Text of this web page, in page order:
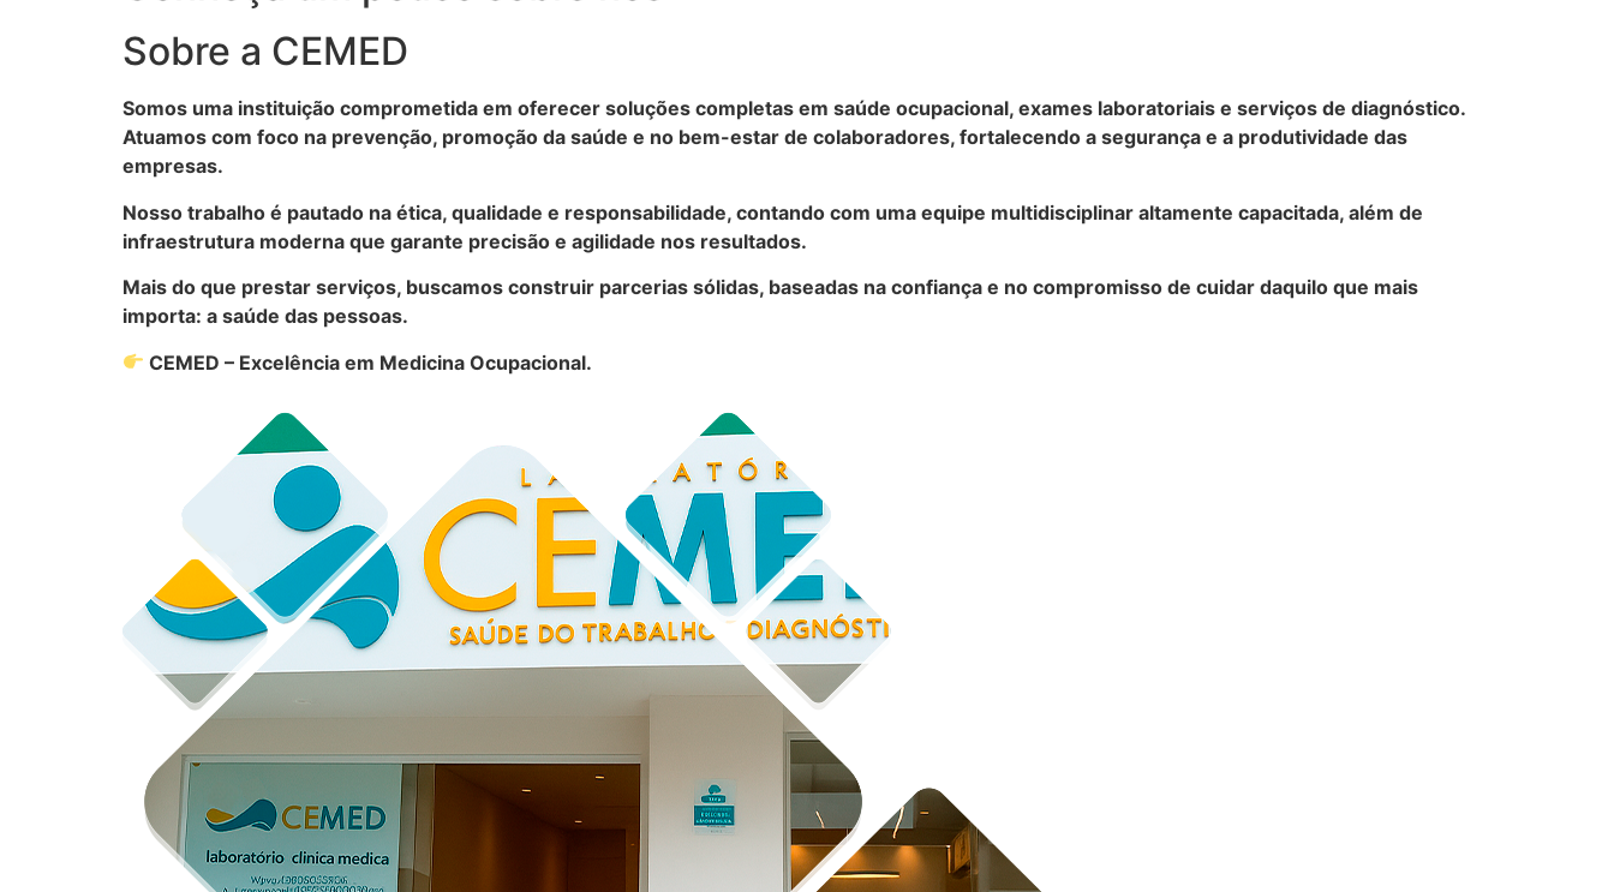
Sobre a CEMED
Somos uma instituição comprometida em oferecer soluções completas em saúde ocupacional, exames laboratoriais e serviços de diagnóstico.
Atuamos com foco na prevenção, promoção da saúde e no bem-estar de colaboradores, fortalecendo a segurança e a produtividade das
empresas.
Nosso trabalho é pautado na ética, qualidade e responsabilidade, contando com uma equipe multidisciplinar altamente capacitada, além de
infraestrutura moderna que garante precisão e agilidade nos resultados.
Mais do que prestar serviços, buscamos construir parcerias sólidas, baseadas na confiança e no compromisso de cuidar daquilo que mais
importa: a saúde das pessoas.
CEMED – Excelência em Medicina Ocupacional.